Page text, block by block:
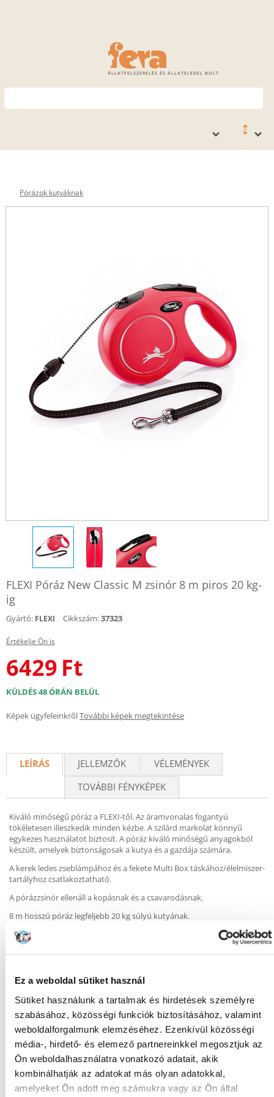
Ez a weboldal sütiket használ
Sütiket használunk a tartalmak és hirdetések személyre
szabásához, közösségi funkciók biztosításához, valamint
weboldalforgalmunk elemzéséhez. Ezenkívül közösségi
média-, hirdető- és elemező partnereinkkel megosztjuk az
Ön weboldalhasználatra vonatkozó adatait, akik
kombinálhatják az adatokat más olyan adatokkal,
amelyeket Ön adott meg számukra vagy az Ön által
ÁLLATFELSZERELÉS ÉS ÁLLATELEDEL BOLT
0
Pórázok kutyáknak
FLEXI Póráz New Classic M zsinór 8 m piros 20 kg-
ig
Gyártó: FLEXI Cikkszám:37323
Értékelje Ön is
6429 Ft
KÜLDÉS 48 ÓRÁN BELÜL
Képek ügyfeleinkrőlTovábbi képek megtekintése
LEÍRÁS JELLEMZŐK
VÉLEMÉNYEK
TOVÁBBI FÉNYKÉPEK
Kiváló minőségű póráz a FLEXI-től. Az áramvonalas fogantyú
tökéletesen illeszkedik minden kézbe. A szilárd markolat könnyű
egykezes használatot biztosít. A póráz kiváló minőségű anyagokból
készült, amelyek biztonságosak a kutya és a gazdája számára.
A kerek ledes zseblámpához és a fekete Multi Box táskához/élelmiszer-
tartályhoz csatlakoztatható.
A pórázzsinór ellenáll a kopásnak és a csavarodásnak.
8 m hosszú póráz legfeljebb 20 kg súlyú kutyának.
Gyakori Kérdések (GYIK)
Tulajdonságok